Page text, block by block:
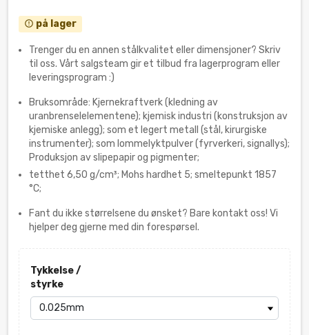
error_outline på lager
Trenger du en annen stålkvalitet eller dimensjoner? Skriv
til oss. Vårt salgsteam gir et tilbud fra lagerprogram eller
leveringsprogram :)
Bruksområde: Kjernekraftverk (kledning av
uranbrenselelementene); kjemisk industri (konstruksjon av
kjemiske anlegg); som et legert metall (stål, kirurgiske
instrumenter); som lommelyktpulver (fyrverkeri, signallys);
Produksjon av slipepapir og pigmenter;
tetthet 6,50 g/cm³; Mohs hardhet 5; smeltepunkt 1857
°C;
Fant du ikke størrelsene du ønsket? Bare kontakt oss! Vi
hjelper deg gjerne med din forespørsel.
Tykkelse /
styrke